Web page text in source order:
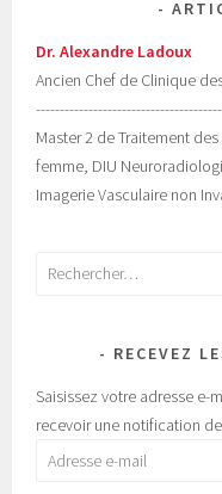
Dr. Alexandre Ladoux
Ancien Chef de Clinique
Master 2 de Traitement
femme, DIU
Imagerie Vasculaire non
Rechercher :
RECEVEZ
Saisissez votre adresse e-
recevoir une notification
Adresse